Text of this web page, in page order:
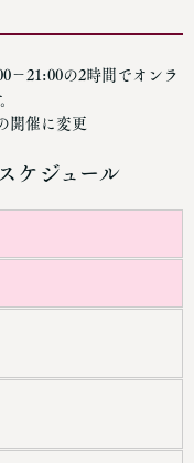
の2時間でオンラ
開催に変更
ケジュール